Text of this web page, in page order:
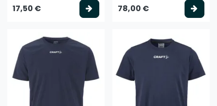
17,50 € Valitse vaihtoehto
78,00 €